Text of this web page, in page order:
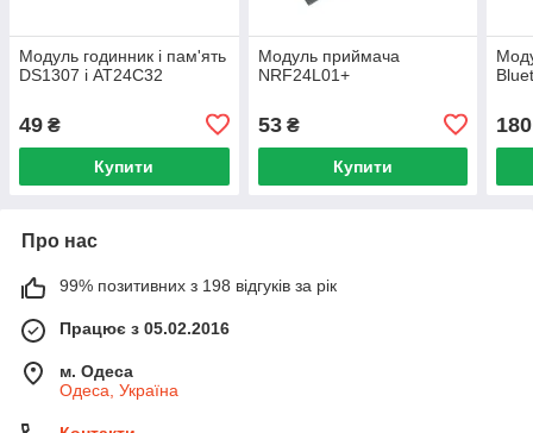
Модуль годинник і пам'ять
DS1307 і AT24C32
49 ₴
Купити
Модуль приймача
NRF24L01+
53₴
Купити
180
Про нас
99% позитивних з 198 відгуків за рік
Працює з 05.02.2016
м. Одеса
Одеса, Україна